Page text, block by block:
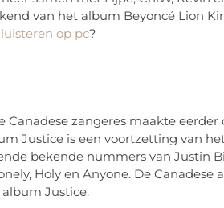
van het album Beyoncé Lion
op pc?
zangeres maakte eerder
Justice is een voortzetting van
bekende nummers van Justin
Holy en Anyone. De Canadese
Justice.